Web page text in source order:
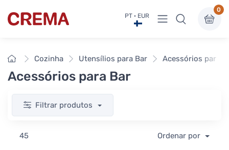
Crema PT · EUR Ver menu
0
InícioCozinha Utensílios para Bar Acessórios para
Acessórios para Bar
Filtrar produtos
45 Ordenar por